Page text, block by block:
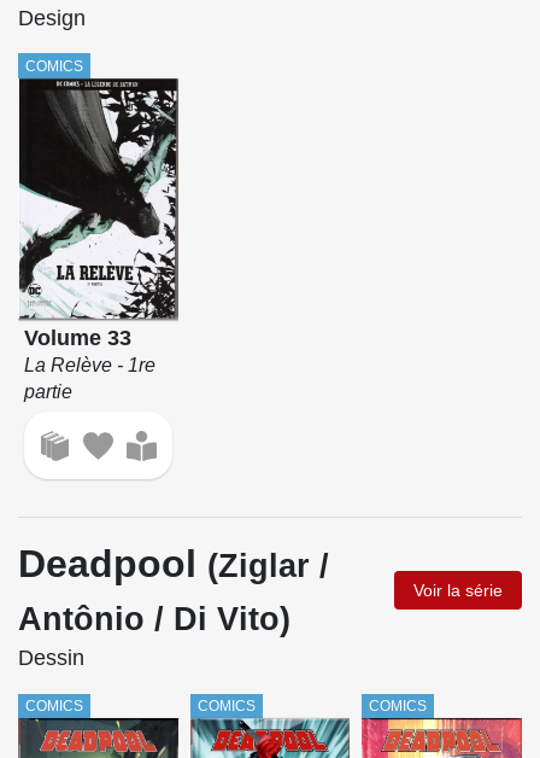
Design
COMICS
Volume 33
La Relève - 1re
partie
Deadpool (Ziglar /
Antônio / Di Vito)
Voir la série
Dessin
COMICS COMICS COMICS